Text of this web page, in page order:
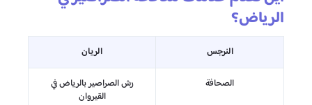
الرياض؟
النرجس الريان
الصحافة
رش الصراصير بالرياض في
القيروان